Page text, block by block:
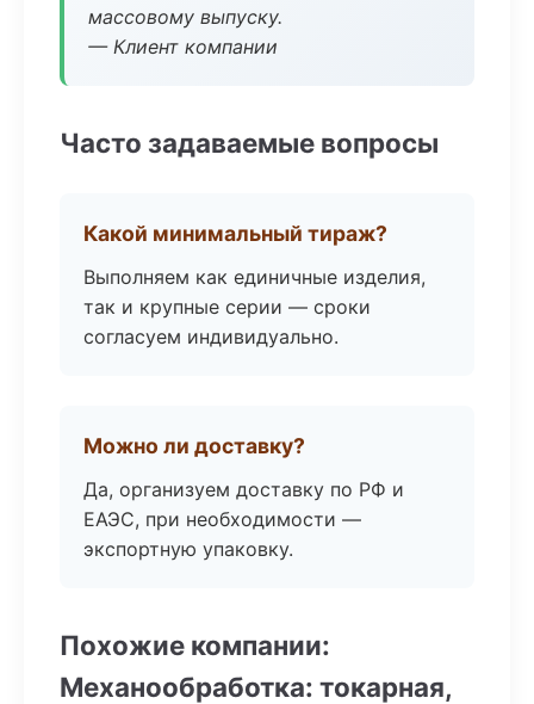
массовому выпуску.
— Клиент компании
Часто задаваемые вопросы
Какой минимальный тираж?
Выполняем как единичные изделия,
так и крупные серии — сроки
согласуем индивидуально.
Можно ли доставку?
Да, организуем доставку по РФ и
ЕАЭС, при необходимости —
экспортную упаковку.
Похожие компании:
Механообработка: токарная,